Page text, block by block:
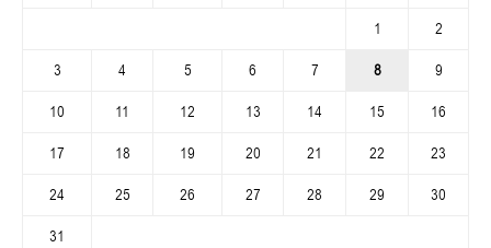
1
2
3
4 5 6 7 8
9
10
11 12 13 14 15
16
17
18 19 20 21 22
23
24
25 26 27 28 29
30
31